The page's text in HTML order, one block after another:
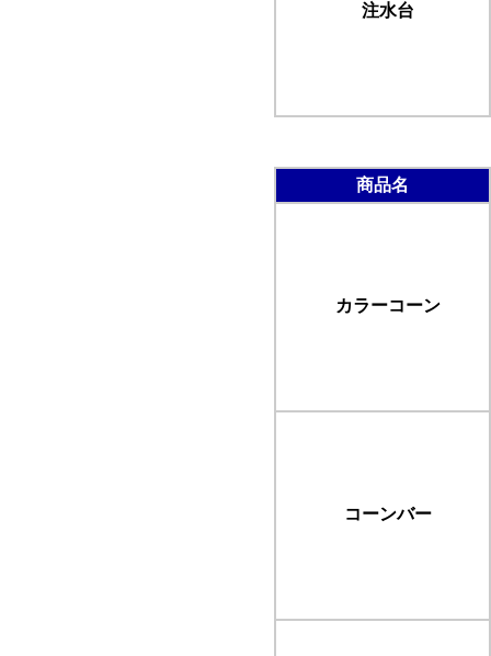
注水台
商品名
カラーコーン
コーンバー